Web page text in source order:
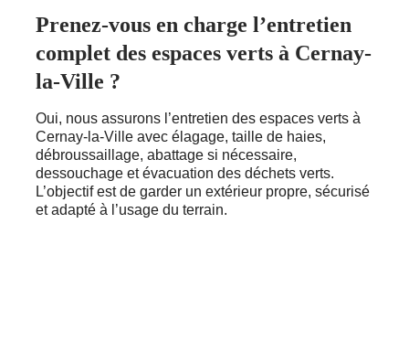
Prenez-vous en charge l’entretien
complet des espaces verts à Cernay-
la-Ville ?
Oui, nous assurons l’entretien des espaces verts à
Cernay-la-Ville avec élagage, taille de haies,
débroussaillage, abattage si nécessaire,
dessouchage et évacuation des déchets verts.
L’objectif est de garder un extérieur propre, sécurisé
et adapté à l’usage du terrain.